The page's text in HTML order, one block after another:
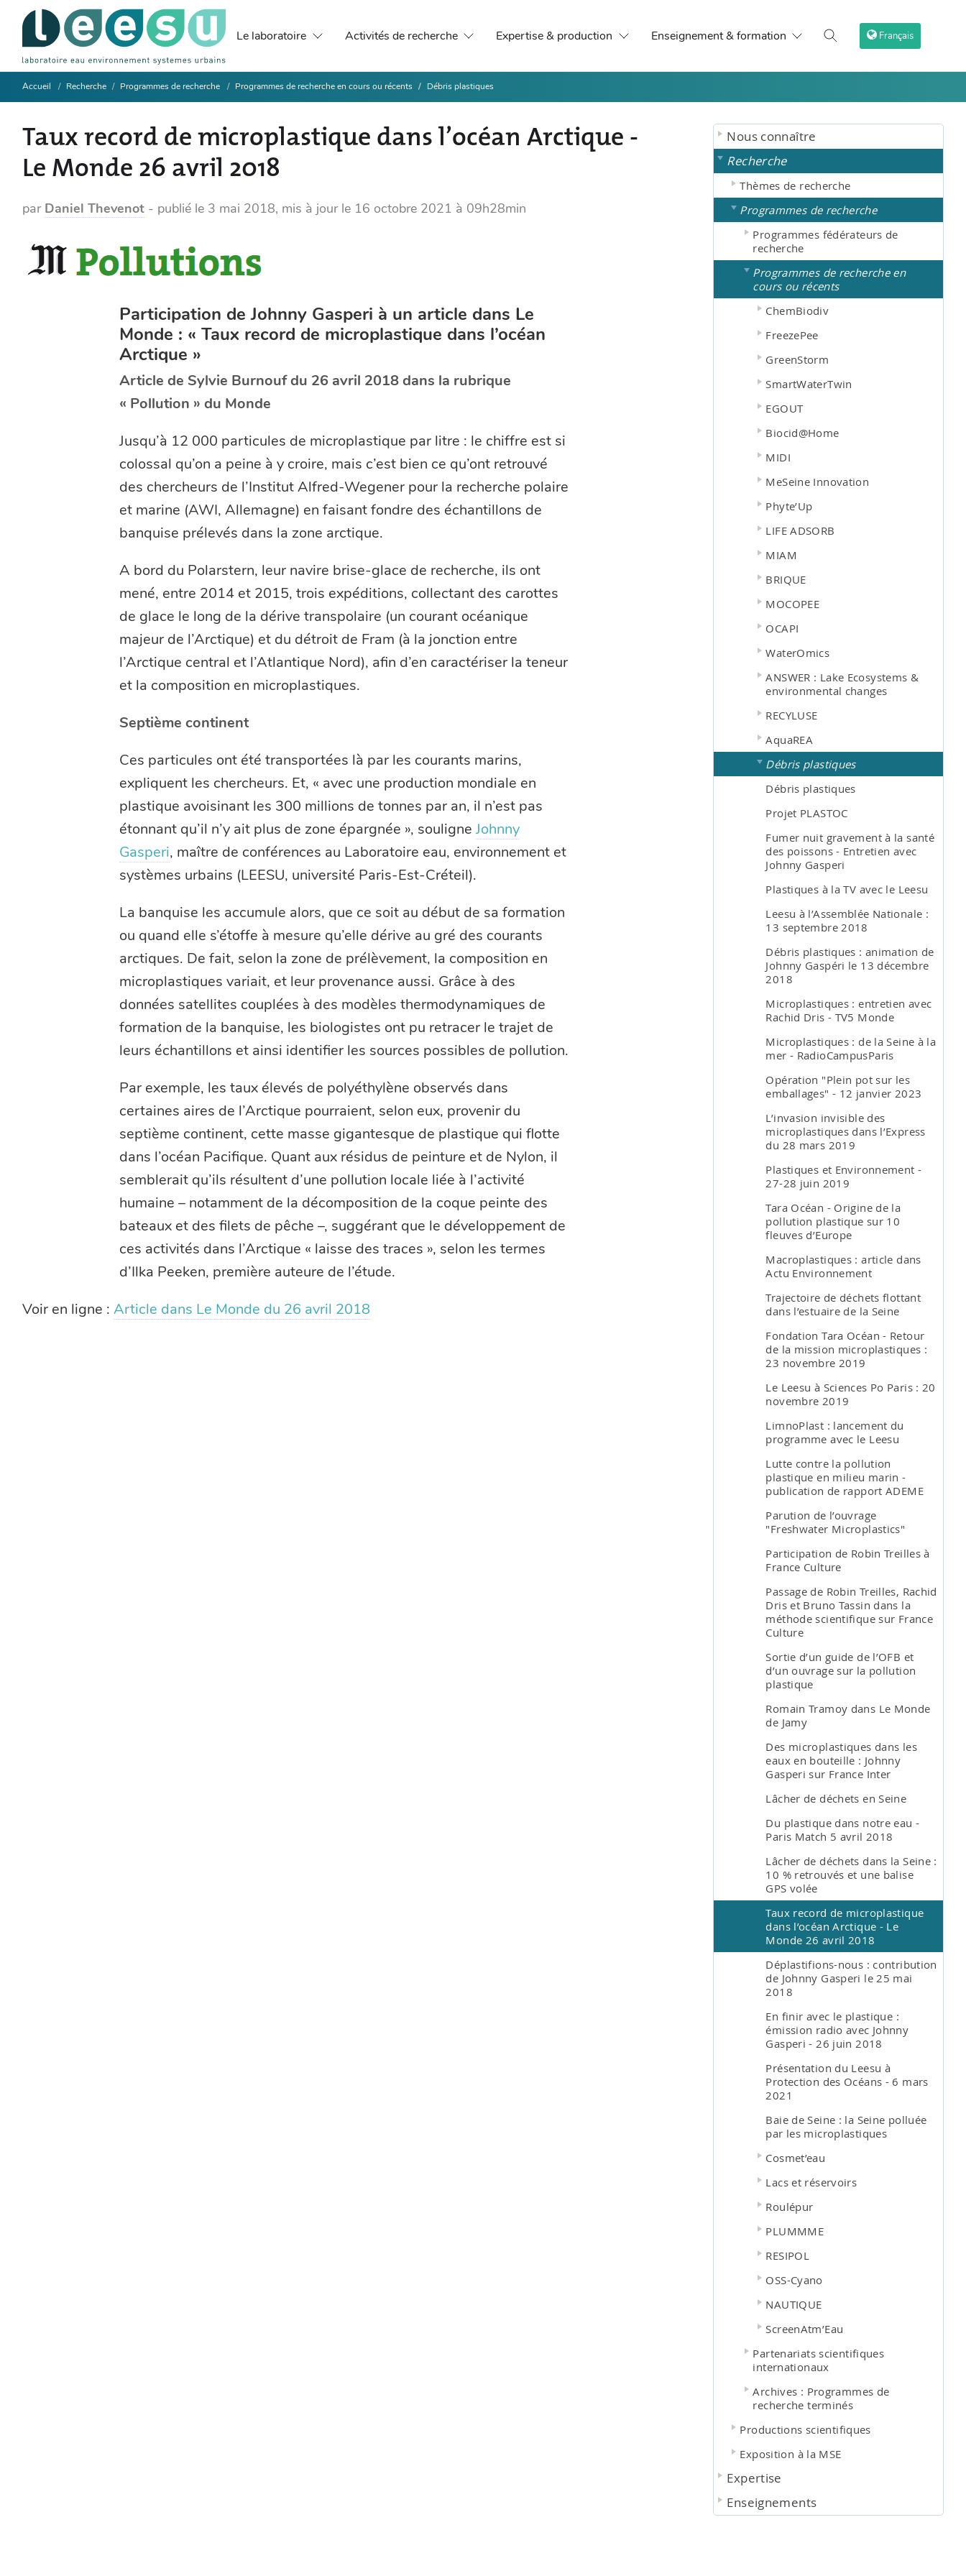
Le laboratoire Activités de recherche Expertise & production Enseignement & formation Français
Accueil Recherche Programmes de recherche Programmes de recherche en cours ou récents Débris plastiques
Taux record de microplastique dans l’océan Arctique -
Le Monde 26 avril 2018
par Daniel Thevenot - publié le 3 mai 2018, mis à jour le 16 octobre 2021 à 09h28min
Participation de Johnny Gasperi à un article dans Le
Monde : « Taux record de microplastique dans l’océan
Arctique »
Article de Sylvie Burnouf du 26 avril 2018 dans la rubrique
« Pollution » du Monde
Jusqu’à 12 000 particules de microplastique par litre : le chiffre est si
colossal qu’on a peine à y croire, mais c’est bien ce qu’ont retrouvé
des chercheurs de l’Institut Alfred-Wegener pour la recherche polaire
et marine (AWI, Allemagne) en faisant fondre des échantillons de
banquise prélevés dans la zone arctique.
A bord du Polarstern, leur navire brise-glace de recherche, ils ont
mené, entre 2014 et 2015, trois expéditions, collectant des carottes
de glace le long de la dérive transpolaire (un courant océanique
majeur de l’Arctique) et du détroit de Fram (à la jonction entre
l’Arctique central et l’Atlantique Nord), afin d’en caractériser la teneur
et la composition en microplastiques.
Septième continent
Ces particules ont été transportées là par les courants marins,
expliquent les chercheurs. Et, « avec une production mondiale en
plastique avoisinant les 300 millions de tonnes par an, il n’est pas
étonnant qu’il n’y ait plus de zone épargnée », souligne Johnny
Gasperi, maître de conférences au Laboratoire eau, environnement et
systèmes urbains (LEESU, université Paris-Est-Créteil).
La banquise les accumule alors, que ce soit au début de sa formation
ou quand elle s’étoffe à mesure qu’elle dérive au gré des courants
arctiques. De fait, selon la zone de prélèvement, la composition en
microplastiques variait, et leur provenance aussi. Grâce à des
données satellites couplées à des modèles thermodynamiques de
formation de la banquise, les biologistes ont pu retracer le trajet de
leurs échantillons et ainsi identifier les sources possibles de pollution.
Par exemple, les taux élevés de polyéthylène observés dans
certaines aires de l’Arctique pourraient, selon eux, provenir du
septième continent, cette masse gigantesque de plastique qui flotte
dans l’océan Pacifique. Quant aux résidus de peinture et de Nylon, il
semblerait qu’ils résultent d’une pollution locale liée à l’activité
humaine – notamment de la décomposition de la coque peinte des
bateaux et des filets de pêche –, suggérant que le développement de
ces activités dans l’Arctique « laisse des traces », selon les termes
d’Ilka Peeken, première auteure de l’étude.
Voir en ligne :Article dans Le Monde du 26 avril 2018
Nous connaître
Recherche
Thèmes de recherche
Programmes de recherche
Programmes fédérateurs de
recherche
Programmes de recherche en
cours ou récents
ChemBiodiv
FreezePee
GreenStorm
SmartWaterTwin
EGOUT
Biocid@Home
MIDI
MeSeine Innovation
Phyte’Up
LIFE ADSORB
MIAM
BRIQUE
MOCOPEE
OCAPI
WaterOmics
ANSWER : Lake Ecosystems &
environmental changes
RECYLUSE
AquaREA
Débris plastiques
Débris plastiques
Projet PLASTOC
Fumer nuit gravement à la santé
des poissons - Entretien avec
Johnny Gasperi
Plastiques à la TV avec le Leesu
Leesu à l’Assemblée Nationale :
13 septembre 2018
Débris plastiques : animation de
Johnny Gaspéri le 13 décembre
2018
Microplastiques : entretien avec
Rachid Dris - TV5 Monde
Microplastiques : de la Seine à la
mer - RadioCampusParis
Opération "Plein pot sur les
emballages" - 12 janvier 2023
L’invasion invisible des
microplastiques dans l’Express
du 28 mars 2019
Plastiques et Environnement -
27-28 juin 2019
Tara Océan - Origine de la
pollution plastique sur 10
fleuves d’Europe
Macroplastiques : article dans
Actu Environnement
Trajectoire de déchets flottant
dans l’estuaire de la Seine
Fondation Tara Océan - Retour
de la mission microplastiques :
23 novembre 2019
Le Leesu à Sciences Po Paris : 20
novembre 2019
LimnoPlast : lancement du
programme avec le Leesu
Lutte contre la pollution
plastique en milieu marin -
publication de rapport ADEME
Parution de l’ouvrage
"Freshwater Microplastics"
Participation de Robin Treilles à
France Culture
Passage de Robin Treilles, Rachid
Dris et Bruno Tassin dans la
méthode scientifique sur France
Culture
Sortie d’un guide de l’OFB et
d’un ouvrage sur la pollution
plastique
Romain Tramoy dans Le Monde
de Jamy
Des microplastiques dans les
eaux en bouteille : Johnny
Gasperi sur France Inter
Lâcher de déchets en Seine
Du plastique dans notre eau -
Paris Match 5 avril 2018
Lâcher de déchets dans la Seine :
10 % retrouvés et une balise
GPS volée
Taux record de microplastique
dans l’océan Arctique - Le
Monde 26 avril 2018
Déplastifions-nous : contribution
de Johnny Gasperi le 25 mai
2018
En finir avec le plastique :
émission radio avec Johnny
Gasperi - 26 juin 2018
Présentation du Leesu à
Protection des Océans - 6 mars
2021
Baie de Seine : la Seine polluée
par les microplastiques
Cosmet’eau
Lacs et réservoirs
Roulépur
PLUMMME
RESIPOL
OSS-Cyano
NAUTIQUE
ScreenAtm’Eau
Partenariats scientifiques
internationaux
Archives : Programmes de
recherche terminés
Productions scientifiques
Exposition à la MSE
Expertise
Enseignements